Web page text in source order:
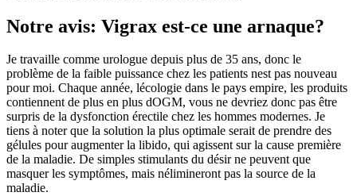
Notre avis: Vigrax est-ce une arnaque?
Je travaille comme urologue depuis plus de 35 ans, donc le
problème de la faible puissance chez les patients nest pas nouveau
pour moi. Chaque année, lécologie dans le pays empire, les produits
contiennent de plus en plus dOGM, vous ne devriez donc pas être
surpris de la dysfonction érectile chez les hommes modernes. Je
tiens à noter que la solution la plus optimale serait de prendre des
gélules pour augmenter la libido, qui agissent sur la cause première
de la maladie. De simples stimulants du désir ne peuvent que
masquer les symptômes, mais nélimineront pas la source de la
maladie.